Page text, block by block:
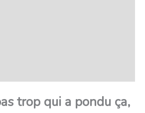
trop qui a pondu ça,